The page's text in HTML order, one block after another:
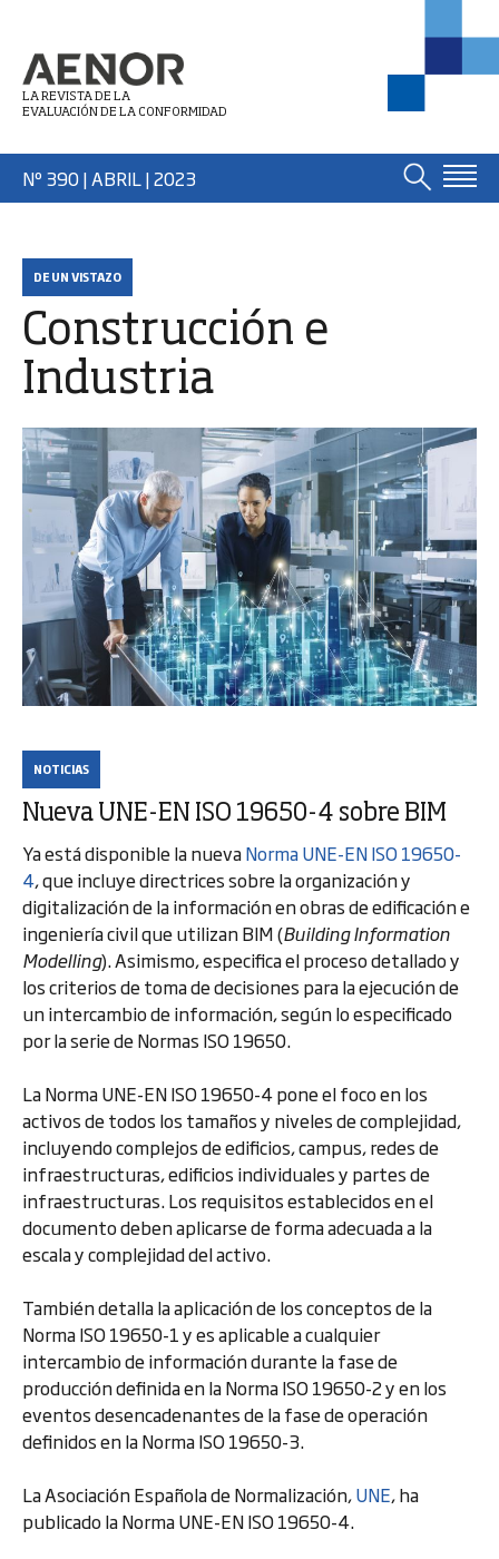
LA REVISTA DE LA
EVALUACIÓN DE LA CONFORMIDAD
Nº 390 | ABRIL| 2023
DE UN VISTAZO
Construcción e
Industria
NOTICIAS
Nueva UNE-EN ISO 19650-4 sobre BIM
Ya está disponible la nuevaNorma UNE-EN ISO 19650-
4, que incluye directrices sobre la organización y
digitalización de la información en obras de edificación e
ingeniería civil que utilizan BIM (Building Information
Modelling). Asimismo, especifica el proceso detallado y
los criterios de toma de decisiones para la ejecución de
un intercambio de información, según lo especificado
por la serie de Normas ISO 19650.
La Norma UNE-EN ISO 19650-4 pone el foco en los
activos de todos los tamaños y niveles de complejidad,
incluyendo complejos de edificios, campus, redes de
infraestructuras, edificios individuales y partes de
infraestructuras. Los requisitos establecidos en el
documento deben aplicarse de forma adecuada a la
escala y complejidad del activo.
También detalla la aplicación de los conceptos de la
Norma ISO 19650-1 y es aplicable a cualquier
intercambio de información durante la fase de
producción definida en la Norma ISO 19650-2 y en los
eventos desencadenantes de la fase de operación
definidos en la Norma ISO 19650-3.
La Asociación Española de Normalización,UNE, ha
publicado la Norma UNE-EN ISO 19650-4.